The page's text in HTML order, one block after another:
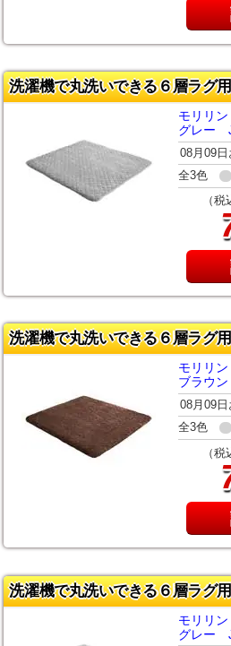
洗濯機で丸洗いできる６層ラグ
モリリ
グレー
08月09
全3色
（税
洗濯機で丸洗いできる６層ラグ
モリリ
ブラウ
08月09
全3色
（税
洗濯機で丸洗いできる６層ラグ
モリリ
グレー